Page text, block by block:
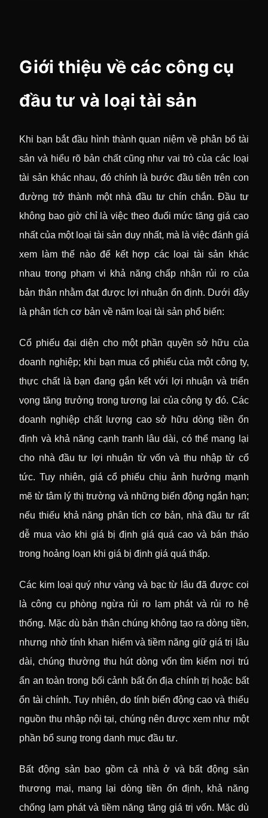
Giới thiệu về các công cụ
đầu tư và loại tài sản
Khi bạn bắt đầu hình thành quan niệm về phân bổ tài
sản và hiểu rõ bản chất cũng như vai trò của các loại
tài sản khác nhau, đó chính là bước đầu tiên trên con
đường trở thành một nhà đầu tư chín chắn. Đầu tư
không bao giờ chỉ là việc theo đuổi mức tăng giá cao
nhất của một loại tài sản duy nhất, mà là việc đánh giá
xem làm thế nào để kết hợp các loại tài sản khác
nhau trong phạm vi khả năng chấp nhận rủi ro của
bản thân nhằm đạt được lợi nhuận ổn định. Dưới đây
là phân tích cơ bản về năm loại tài sản phổ biến:
Cổ phiếu đại diện cho một phần quyền sở hữu của
doanh nghiệp; khi bạn mua cổ phiếu của một công ty,
thực chất là bạn đang gắn kết với lợi nhuận và triển
vọng tăng trưởng trong tương lai của công ty đó. Các
doanh nghiệp chất lượng cao sở hữu dòng tiền ổn
định và khả năng cạnh tranh lâu dài, có thể mang lại
cho nhà đầu tư lợi nhuận từ vốn và thu nhập từ cổ
tức. Tuy nhiên, giá cổ phiếu chịu ảnh hưởng mạnh
mẽ từ tâm lý thị trường và những biến động ngắn hạn;
nếu thiếu khả năng phân tích cơ bản, nhà đầu tư rất
dễ mua vào khi giá bị định giá quá cao và bán tháo
trong hoảng loạn khi giá bị định giá quá thấp.
Các kim loại quý như vàng và bạc từ lâu đã được coi
là công cụ phòng ngừa rủi ro lạm phát và rủi ro hệ
thống. Mặc dù bản thân chúng không tạo ra dòng tiền,
nhưng nhờ tính khan hiếm và tiềm năng giữ giá trị lâu
dài, chúng thường thu hút dòng vốn tìm kiếm nơi trú
ẩn an toàn trong bối cảnh bất ổn địa chính trị hoặc bất
ổn tài chính. Tuy nhiên, do tính biến động cao và thiếu
nguồn thu nhập nội tại, chúng nên được xem như một
phần bổ sung trong danh mục đầu tư.
Bất động sản bao gồm cả nhà ở và bất động sản
thương mại, mang lại dòng tiền ổn định, khả năng
chống lạm phát và tiềm năng tăng giá trị vốn. Mặc dù